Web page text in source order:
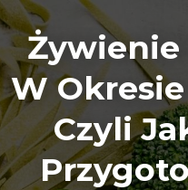
Żywienie
W
Czyli